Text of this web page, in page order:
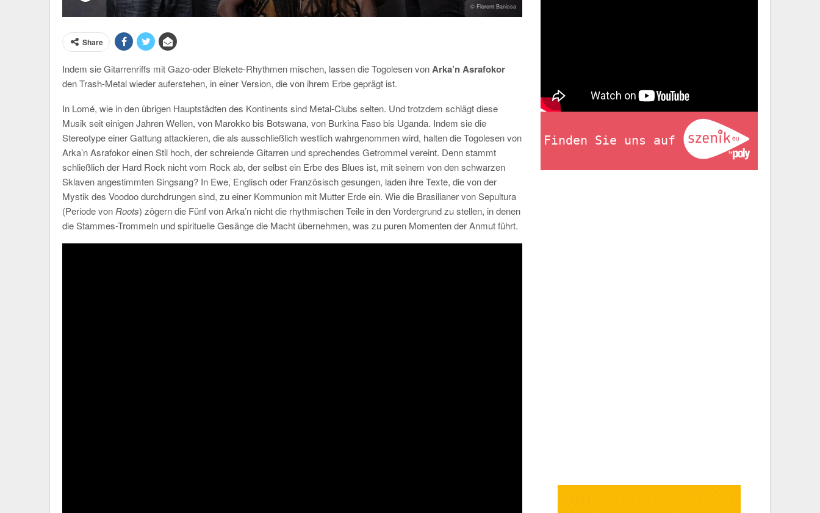
© Florent Banissa
Share
Indem sie Gitarrenriffs mit Gazo-oder Blekete-Rhythmen mischen, lassen die Togolesen vonArka’n Asrafokor
den Trash-Metal wieder auferstehen, in einer Version, die von ihrem Erbe geprägt ist.
In Lomé, wie in den übrigen Hauptstädten des Kontinents sind Metal-Clubs selten. Und trotzdem schlägt diese
Musik seit einigen Jahren Wellen, von Marokko bis Botswana, von Burkina Faso bis Uganda. Indem sie die
Stereotype einer Gattung attackieren, die als ausschließlich westlich wahrgenommen wird, halten die Togolesen von
Arka’n Asrafokor einen Stil hoch, der schreiende Gitarren und sprechendes Getrommel vereint. Denn stammt
schließlich der Hard Rock nicht vom Rock ab, der selbst ein Erbe des Blues ist, mit seinem von den schwarzen
Sklaven angestimmten Singsang? In Ewe, Englisch oder Französisch gesungen, laden ihre Texte, die von der
Mystik des Voodoo durchdrungen sind, zu einer Kommunion mit Mutter Erde ein. Wie die Brasilianer von Sepultura
(Periode von Roots) zögern die Fünf von Arka’n nicht die rhythmischen Teile in den Vordergrund zu stellen, in denen
die Stammes-Trommeln und spirituelle Gesänge die Macht übernehmen, was zu puren Momenten der Anmut führt.
Finden Sie uns auf